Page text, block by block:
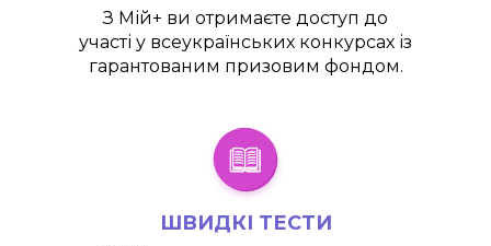
З Мій+ ви отримаєте доступ до
участі у всеукраїнських конкурсах із
гарантованим призовим фондом.
ШВИДКІ ТЕСТИ